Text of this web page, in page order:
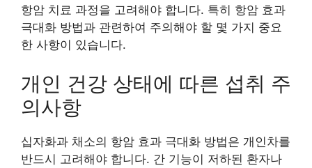
항암 치료 과정을 고려해야 합니다. 특히 항암 효과
극대화 방법과 관련하여 주의해야 할 몇 가지 중요
한 사항이 있습니다.
개인 건강 상태에 따른 섭취 주
의사항
십자화과 채소의 항암 효과 극대화 방법은 개인차를
반드시 고려해야 합니다. 간 기능이 저하된 환자나